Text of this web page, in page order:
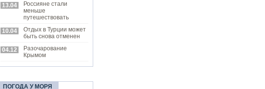
13.04
Россияне стали
меньше
путешествовать
10.04
Отдых в Турции может
быть снова отменен
04.12
Разочарование
Крымом
ПОГОДА У МОРЯ